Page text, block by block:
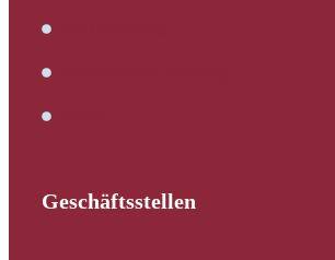
Geschäftsstellen